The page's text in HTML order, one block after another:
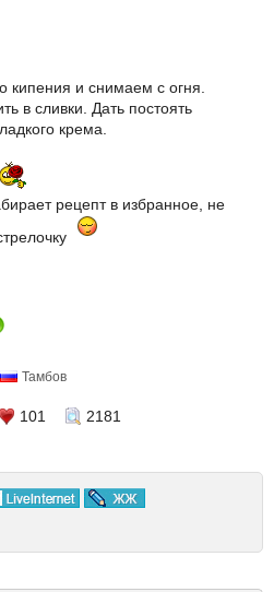
и снимаем с огня.
в сливки. Дать постоять
крема.
рецепт в избранное, не
Тамбов
101 2181